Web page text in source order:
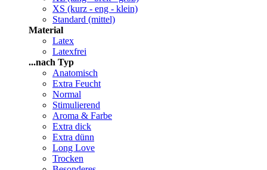
XS (kurz - eng - klein)
Standard (mittel)
Material
Latex
Latexfrei
...nach Typ
Anatomisch
Extra Feucht
Normal
Stimulierend
Aroma & Farbe
Extra dick
Extra dünn
Long Love
Trocken